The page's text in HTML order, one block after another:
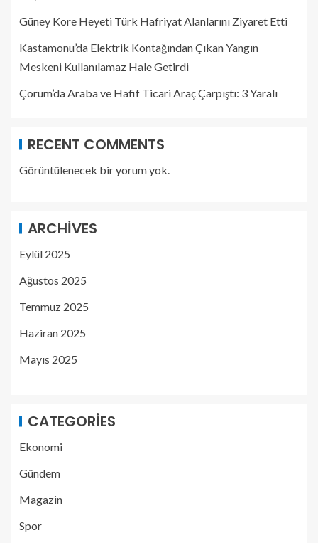
Güney Kore Heyeti Türk Hafriyat Alanlarını Ziyaret Etti
Kastamonu’da Elektrik Kontağından Çıkan Yangın
Meskeni Kullanılamaz Hale Getirdi
Çorum’da Araba ve Hafif Ticari Araç Çarpıştı: 3 Yaralı
RECENT COMMENTS
Görüntülenecek bir yorum yok.
ARCHIVES
Eylül 2025
Ağustos 2025
Temmuz 2025
Haziran 2025
Mayıs 2025
CATEGORIES
Ekonomi
Gündem
Magazin
Spor